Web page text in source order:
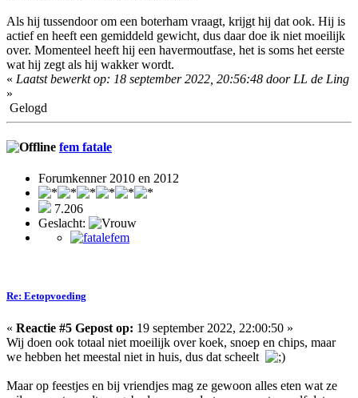
Als hij tussendoor om een boterham vraagt, krijgt hij dat ook. Hij is
actief en heeft een gemiddeld gewicht, dus daar doe ik niet moeilijk
over. Momenteel heeft hij een havermoutfase, het is soms het eerste
wat hij zegt als hij wakker wordt.
« Laatst bewerkt op: 18 september 2022, 20:56:48 door LL de Ling
»
Gelogd
fem fatale
Forumkenner 2010 en 2012
7.206
Geslacht:
Re: Eetopvoeding
« Reactie #5 Gepost op: 19 september 2022, 22:00:50 »
Wij doen ook totaal niet moeilijk over koek, snoep en chips, maar
we hebben het meestal niet in huis, dus dat scheelt
Maar op feestjes en bij vriendjes mag ze gewoon alles eten wat ze